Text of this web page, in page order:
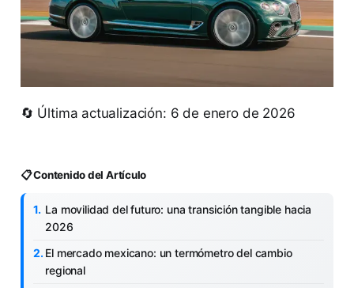
🔄 Última actualización: 6 de enero de 2026
📋 Contenido del Artículo
La movilidad del futuro: una transición tangible hacia
2026
El mercado mexicano: un termómetro del cambio
regional